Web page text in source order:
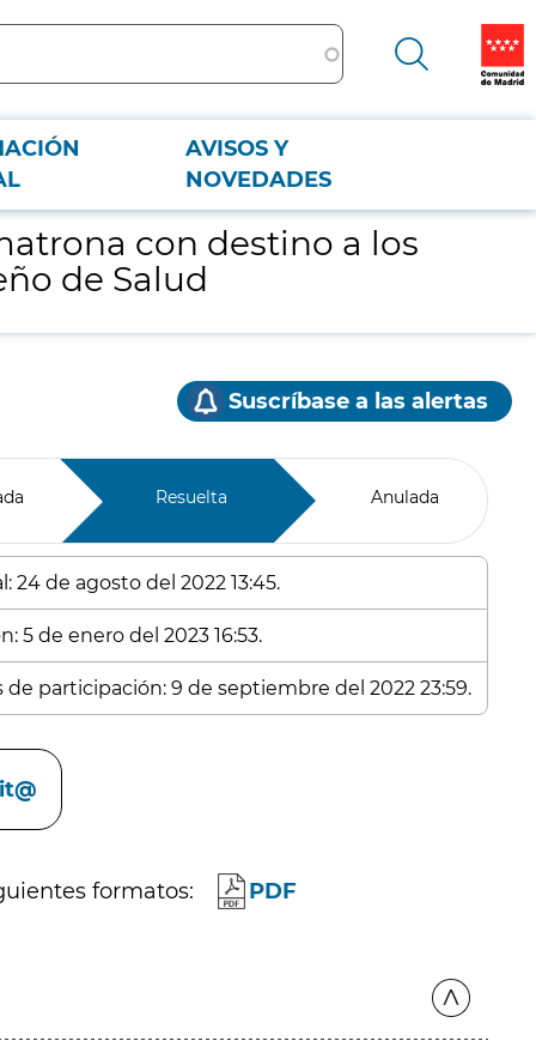
AVISOS Y
NOVEDADES
de Salud
con destino a los
de Salud
Suscríbase a las alertas
Resuelta Anulada
de agosto del 2022 13:45.
5 de enero del 2023 16:53.
participación: 9 de septiembre del 2022 23:59.
formatos: PDF